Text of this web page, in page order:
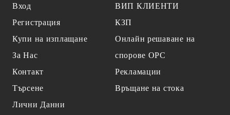
Вход
Регистрация
Купи на изплащане
За Нас
Контакт
Търсене
Лични Данни
ВИП КЛИЕНТИ
КЗП
Онлайн решаване на
спорове OPC
Рекламации
Връщане на стока